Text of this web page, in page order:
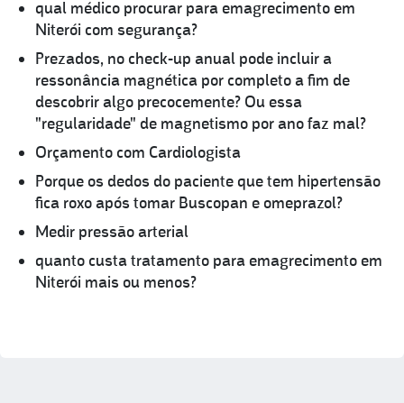
qual médico procurar para emagrecimento em
Niterói com segurança?
Prezados, no check-up anual pode incluir a
ressonância magnética por completo a fim de
descobrir algo precocemente? Ou essa
"regularidade" de magnetismo por ano faz mal?
Orçamento com Cardiologista
Porque os dedos do paciente que tem hipertensão
fica roxo após tomar Buscopan e omeprazol?
Medir pressão arterial
quanto custa tratamento para emagrecimento em
Niterói mais ou menos?